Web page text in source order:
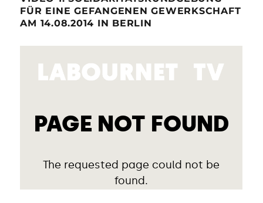
FÜR EINE GEFANGENEN GEWERKSCHAFT
AM 14.08.2014 IN BERLIN